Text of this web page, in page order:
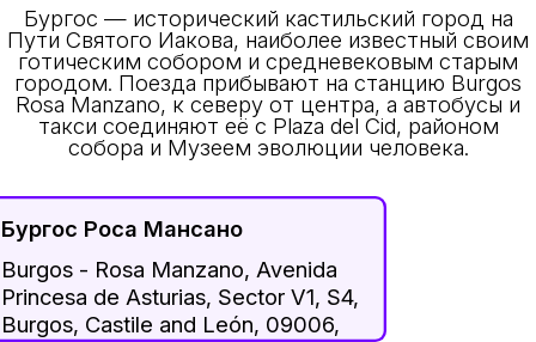
Бургос — исторический кастильский город на
Пути Святого Иакова, наиболее известный своим
готическим собором и средневековым старым
городом. Поезда прибывают на станцию Burgos
Rosa Manzano, к северу от центра, а автобусы и
такси соединяют её с Plaza del Cid, районом
собора и Музеем эволюции человека.
Бургос Роса Мансано
Burgos - Rosa Manzano, Avenida
Princesa de Asturias, Sector V1, S4,
Burgos, Castile and León, 09006,